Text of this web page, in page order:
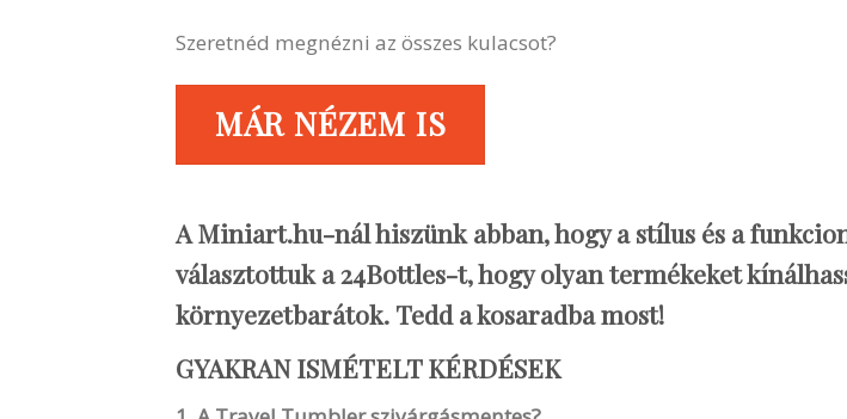
Szeretnéd megnézni az összes kulacsot?
MÁR NÉZEM IS
A Miniart.hu-nál hiszünk abban, hogy a stílus és a
választottuk a 24Bottles-t, hogy olyan termékeket
környezetbarátok. Tedd a kosaradba most!
GYAKRAN ISMÉTELT KÉRDÉSEK